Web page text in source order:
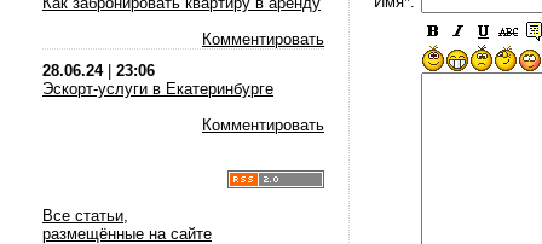
Комментировать
28.06.24| 23:06
Эскорт-услуги в Екатеринбурге
Комментировать
Все статьи,
размещённые на сайте